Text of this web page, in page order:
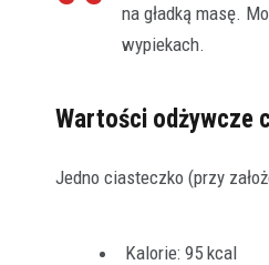
na gładką masę.
wypiekach.
Wartości odżywcze
Jedno ciasteczko (przy
Kalorie: 95 kcal